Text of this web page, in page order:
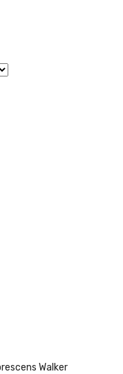
Walker